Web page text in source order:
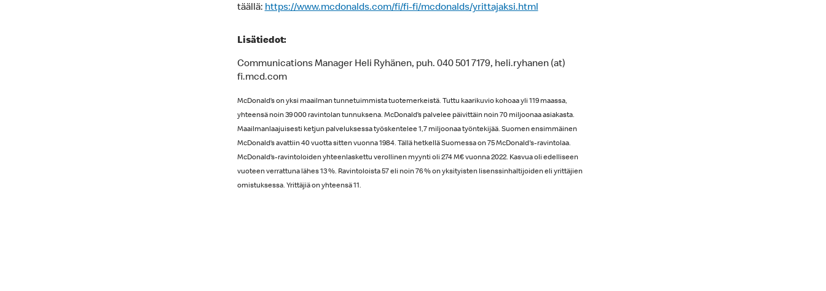
täällä: https://www.mcdonalds.com/fi/fi-fi/mcdonalds/yrittajaksi.html
Lisätiedot:
Communications Manager Heli Ryhänen, puh. 040 501 7179, heli.ryhanen (at)
fi.mcd.com
McDonald’s on yksi maailman tunnetuimmista tuotemerkeistä. Tuttu kaarikuvio kohoaa yli 119 maassa,
yhteensä noin 39 000 ravintolan tunnuksena. McDonald’s palvelee päivittäin noin 70 miljoonaa asiakasta.
Maailmanlaajuisesti ketjun palveluksessa työskentelee 1,7 miljoonaa työntekijää. Suomen ensimmäinen
McDonald’s avattiin 40 vuotta sitten vuonna 1984. Tällä hetkellä Suomessa on 75 McDonald's-ravintolaa.
McDonald’s-ravintoloiden yhteenlaskettu verollinen myynti oli 274 M€ vuonna 2022. Kasvua oli edelliseen
vuoteen verrattuna lähes 13 %. Ravintoloista 57 eli noin 76 % on yksityisten lisenssinhaltijoiden eli yrittäjien
omistuksessa. Yrittäjiä on yhteensä 11.